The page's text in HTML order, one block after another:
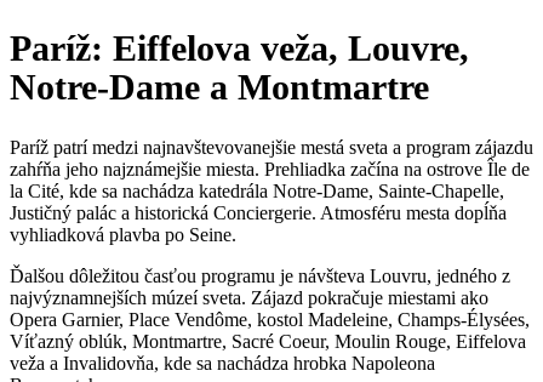
Paríž: Eiffelova veža, Louvre,
Notre-Dame a Montmartre
Paríž patrí medzi najnavštevovanejšie mestá sveta a program zájazdu
zahŕňa jeho najznámejšie miesta. Prehliadka začína na ostrove Île de
la Cité, kde sa nachádza katedrála Notre-Dame, Sainte-Chapelle,
Justičný palác a historická Conciergerie. Atmosféru mesta dopĺňa
vyhliadková plavba po Seine.
Ďalšou dôležitou časťou programu je návšteva Louvru, jedného z
najvýznamnejších múzeí sveta. Zájazd pokračuje miestami ako
Opera Garnier, Place Vendôme, kostol Madeleine, Champs-Élysées,
Víťazný oblúk, Montmartre, Sacré Coeur, Moulin Rouge, Eiffelova
veža a Invalidovňa, kde sa nachádza hrobka Napoleona